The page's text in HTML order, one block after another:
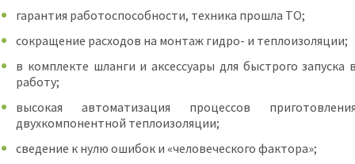
гарантия работоспособности, техника прошла ТО;
сокращение расходов на монтаж гидро- и теплоизоляции;
в комплекте шланги и аксессуары для быстрого запуска
работу;
высокая автоматизация процессов
двухкомпонентной теплоизоляции;
сведение к нулю ошибок и «человеческого фактора»;